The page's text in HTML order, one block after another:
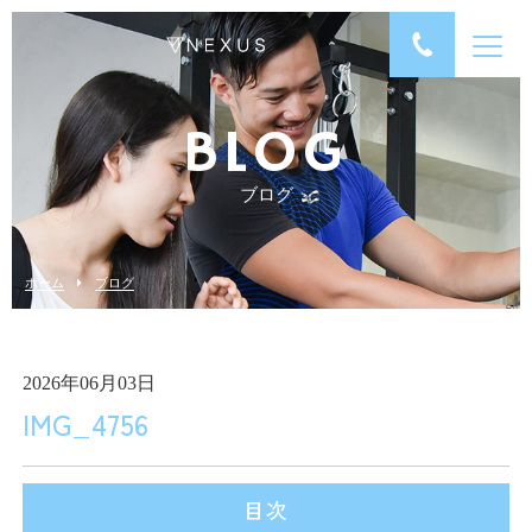
BLOG
ブログ
ホーム ブログ
2026年06月03日
IMG_4756
目次